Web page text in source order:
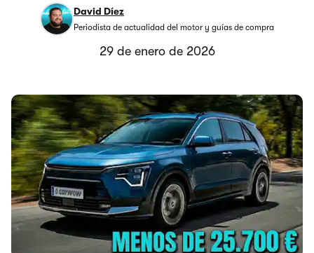
David Díez
Periodista de actualidad del motor y guías de compra
29 de enero de 2026